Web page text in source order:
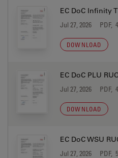
EC DoC Infinity
Jul 27, 2026 PDF,
DOWNLOAD
EC DoC PLU
Jul 27, 2026 PDF,
DOWNLOAD
EC DoC WSU
Jul 27, 2026 PDF,